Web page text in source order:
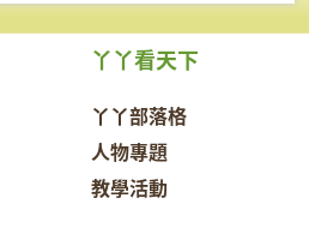
丫丫看天下
丫丫部落格
人物專題
教學活動